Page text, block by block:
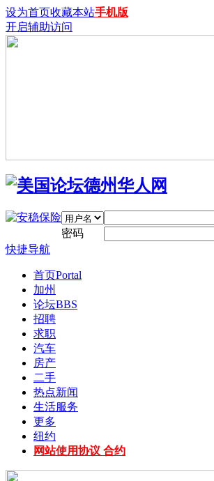
设为首页收藏本站手机版
开启辅助访问
密码
快捷导航
首页Portal
加州
论坛BBS
招聘
求职
汽车
房产
二手
热点新闻
生活服务
更多
纽约
网站使用协议 合约